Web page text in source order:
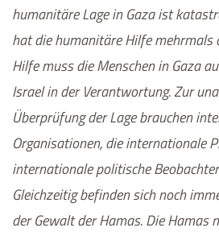
humanitäre Lage in Gaza ist
hat die humanitäre Hilfe mehrmals
Hilfe muss die Menschen in Gaza
Israel in der Verantwortung. Zur
Überprüfung der Lage brauchen
Organisationen, die internationale
internationale politische
Gleichzeitig befinden sich noch
der Gewalt der Hamas. Die Hamas